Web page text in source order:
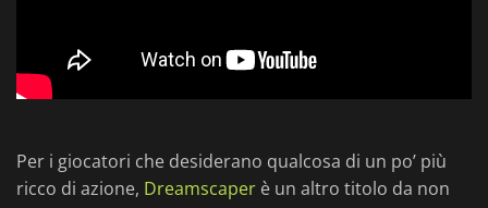
Per i giocatori che desiderano qualcosa di un po’ più
ricco di azione, Dreamscaper è un altro titolo da non